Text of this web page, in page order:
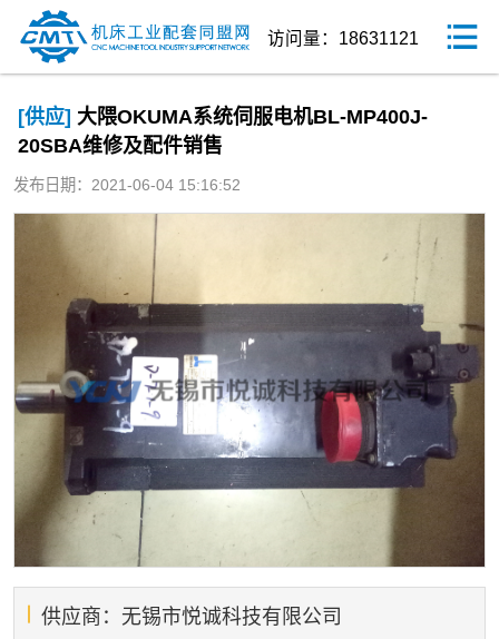
访问量：18631121
[供应] 大隈OKUMA系统伺服电机BL-MP400J-
20SBA维修及配件销售
发布日期：2021-06-04 15:16:52
供应商：无锡市悦诚科技有限公司